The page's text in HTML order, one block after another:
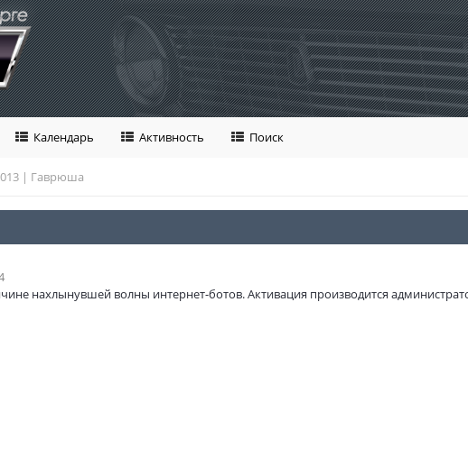
Календарь Активность Поиск
| Гаврюша
нахлынувшей волны интернет-ботов. Активация производится